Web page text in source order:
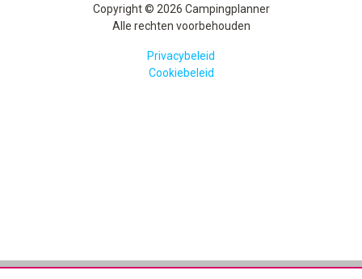
Copyright © 2026 Campingplanner
Alle rechten voorbehouden
Privacybeleid
Cookiebeleid